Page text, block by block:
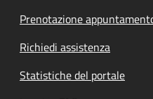
Prenotazione
Richiedi assistenza
Statistiche del portale